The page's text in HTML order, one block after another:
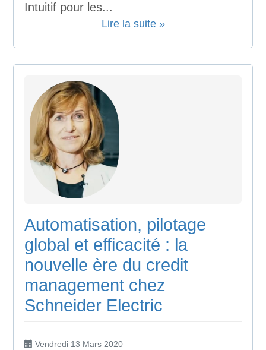
Intuitif pour les...
Lire la suite »
Automatisation, pilotage
global et efficacité : la
nouvelle ère du credit
management chez
Schneider Electric
Vendredi 13 Mars 2020